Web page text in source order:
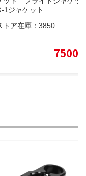
1ジャケット
トア在庫： 3850
7500